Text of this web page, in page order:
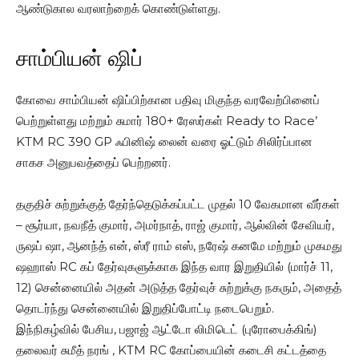
ஆண்டுகால வரலாற்றைக் கொண்டுள்ளது.
சாம்பியன் ஷிப்
கோவை சாம்பியன் ஷிப்பிற்கான பதிவு மிகுந்த வரவேற்பினைப்
பெற்றுள்ளது மற்றும் சுமார் 180+ ரேஸர்கள் Ready to Race’
KTM RC 390 GP ஃபினிஷ் லைன் வரை ஓட்டும் சிலிர்ப்பான
சாகச அனுபவத்தைப் பெற்றனர்.
தகுதிச் சுற்றுக்குத் தேர்ந்தெடுக்கப்பட்ட முதல் 10 வேகமான வீர்கள்
– சூர்யா, நவநீத் குமார், அமர்நாத், ராஜ் குமார், ஆல்வின் சேவியர்,
ருஷப் ஷா, ஆனந்த் என், ஸ்ரீ ராம் எஸ், நரேஷ் கனமே மற்றும் முகமது
ஷஹாஸ் RC கப் தேர்வுகளுக்காக இந்த வார இறுதியில் (மார்ச் 11,
12) சென்னையில் அதன் அடுத்த தேர்வுச் சுற்றுக்கு நகரும், அதைத்
தொடர்ந்து சென்னையில் இறுதிப்போட்டி நடைபெறும்.
இந்நிகழ்வில் பேசிய, பஜாஜ் ஆட்டோ லிமிடெட் (புரோபைக்கிங்)
தலைவர் சுமீத் நரங் , KTM RC கோப்பையின் கடைசி கட்டத்தை